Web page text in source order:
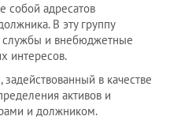
собой адресатов
В эту группу
службы и внебюджетные
интересов.
в качестве
активов и
и должником.